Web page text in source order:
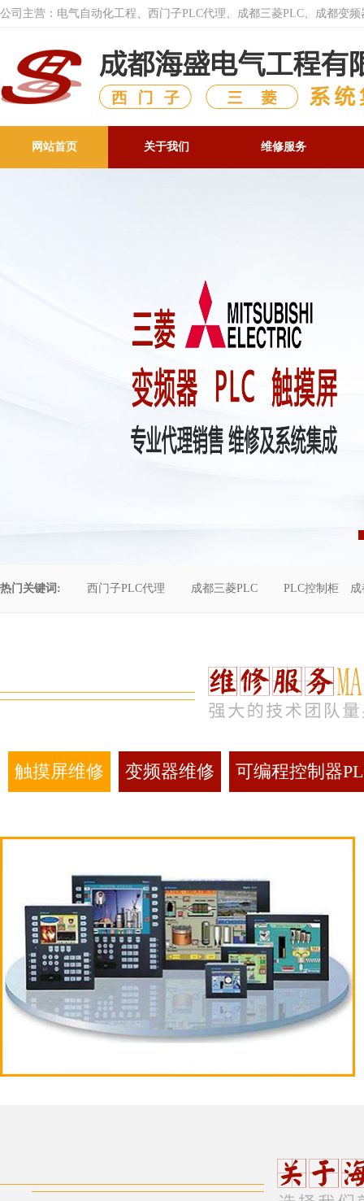
公司主营：电气自动化工程、西门子PLC代理、成都三菱PLC、成都变
网站首页 关于我们 维修服务
热门关键词: 西门子PLC代理 成都三菱PLC PLC控制柜
触摸屏维修 变频器维修 可编程控制器